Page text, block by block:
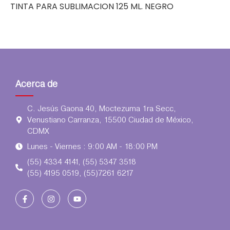
TINTA PARA SUBLIMACION 125 ML. NEGRO
Acerca de
C. Jesús Gaona 40, Moctezuma 1ra Secc,
Venustiano Carranza, 15500 Ciudad de México,
CDMX
Lunes - Viernes : 9:00 AM - 18:00 PM
(55) 4334 4141, (55) 5347 3518
(55) 4195 0519, (55)7261 6217